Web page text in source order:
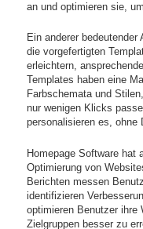
an und optimieren sie,
Ein anderer bedeutender
die vorgefertigten
erleichtern,
Templates haben eine
Farbschemata und
nur wenigen Klicks
personalisieren es, ohne
Homepage Software hat
Optimierung von
Berichten messen
identifizieren
optimieren Benutzer ihre
Zielgruppen besser zu